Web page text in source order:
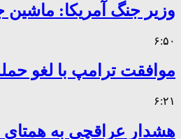
وزیر جنگ آمریکا:
۶:۵۰
موافقت ترامپ با لغو
۶:۲۱
هشدار عراقچی به همتای